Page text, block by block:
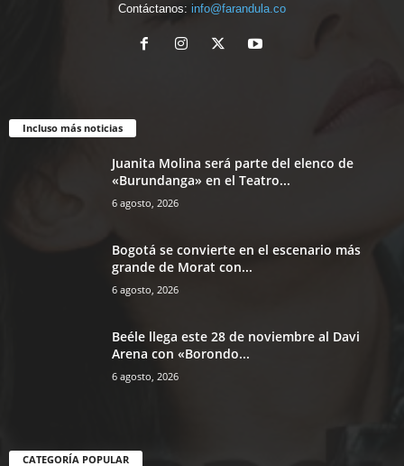
Contáctanos: info@farandula.co
Incluso más noticias
Juanita Molina será parte del elenco de
«Burundanga» en el Teatro...
6 agosto, 2026
Bogotá se convierte en el escenario más
grande de Morat con...
6 agosto, 2026
Beéle llega este 28 de noviembre al Davi
Arena con «Borondo...
6 agosto, 2026
CATEGORÍA POPULAR